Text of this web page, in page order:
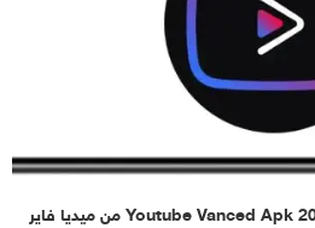
تحميل يوتيوب فانسيد مهكر 2023 Youtube Vanced Apk من ميديا فاير